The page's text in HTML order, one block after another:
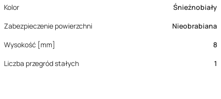
Kolor
Śnieżnobiały
Zabezpieczenie powierzchni
Nieobrabiana
Wysokość [mm]
8
Liczba przegród stałych
1